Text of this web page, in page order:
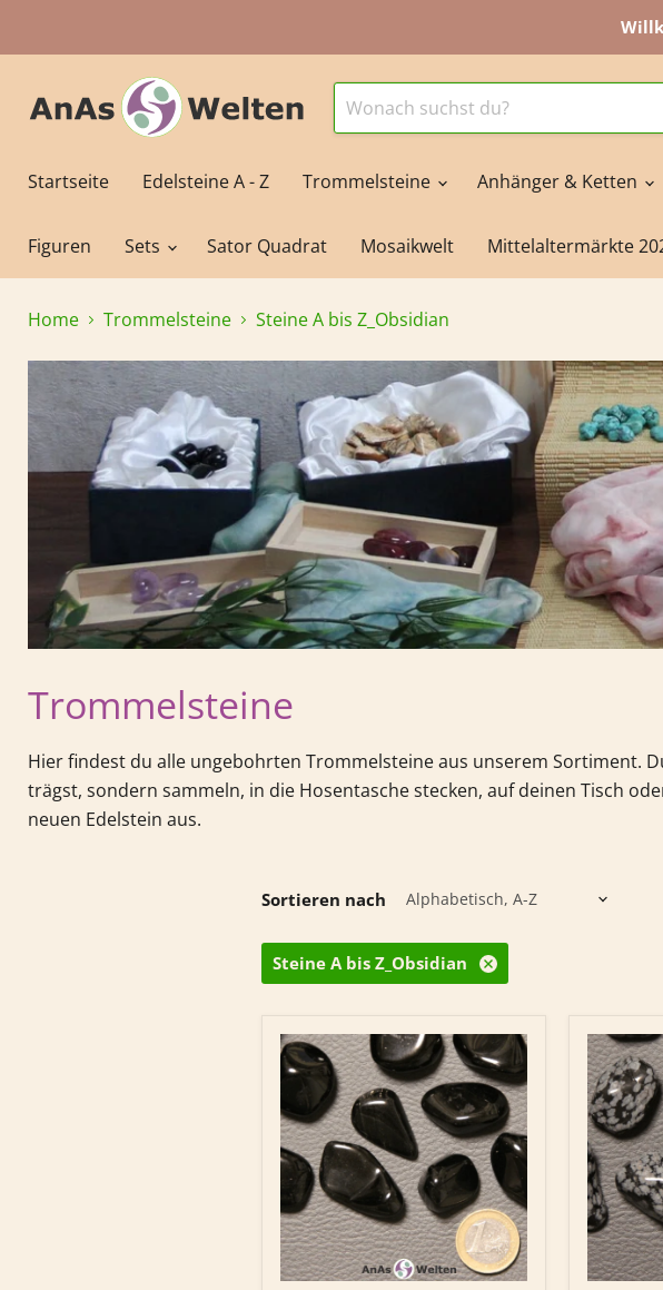
Startseite
Edelsteine A - Z Trommelsteine Anhänger & Ketten
Figuren Sets Sator Quadrat Mosaikwelt Mittelaltermärkte
Home Trommelsteine Steine A bis Z_Obsidian
Trommelsteine
Hier findest du alle ungebohrten Trommelsteine aus unserem Sortiment.
trägst, sondern sammeln, in die Hosentasche stecken, auf deinen Tisch
neuen Edelstein aus.
Sortieren nach
Steine A bis Z_Obsidian